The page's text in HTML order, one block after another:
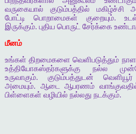
வருகையால் குடும்பத்தில் மகிழ்ச்சி
போட்டி பொறாமைகள் குறையும்.
இருக்கும். புதிய பொருட் சேர்க்கை
மீனம்
உங்கள் திறமைகளை வெளிபடுத்தும்
உத்தியோகஸ்தர்களுக்கு நல்ல
உருவாகும். குடும்பத்துடன்
அமையும். ஆடை ஆபரணம்
பிள்ளைகள் வழியில் நல்லது நடக்கும்.